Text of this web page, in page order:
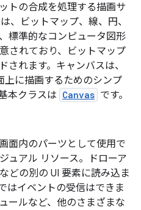
トの合成を処理する描画サ
、ビットマップ、線、円、
標準的なコンピュータ図形
されており、ビットマップ
されます。キャンバスは、
上に描画するためのシンプ
本クラスは Canvas です。
面内のパーツとして使用で
ュアル リソース。ドローア
どの別の UI 要素に読み込ま
はイベントの受信はできま
ールなど、他のさまざまな